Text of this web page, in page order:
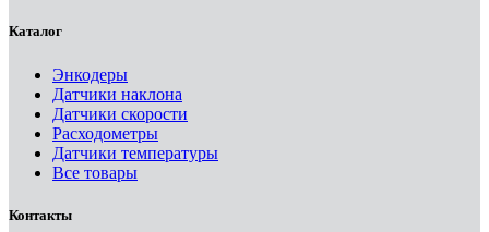
Каталог
Энкодеры
Датчики наклона
Датчики скорости
Расходометры
Датчики температуры
Все товары
Контакты